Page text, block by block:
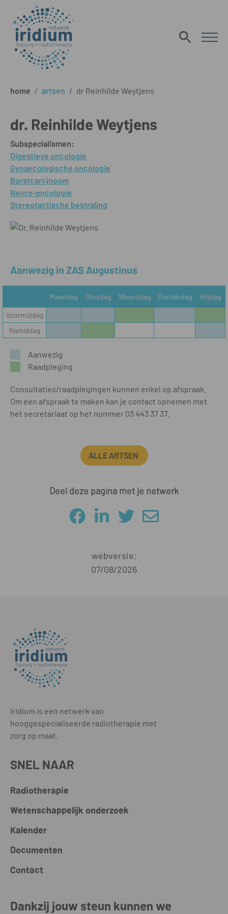
home / artsen / dr Reinhilde Weytjens
dr. Reinhilde Weytjens
Subspecialismen:
Digestieve oncologie
Gynaecologische oncologie
Borstcarcinoom
Neuro-oncologie
Stereotactische bestraling
Aanwezig in ZAS Augustinus
Maandag Dinsdag Woensdag Donderdag Vrijdag
Voormiddag
Namiddag
Aanwezig
Raadpleging
Consultaties/raadplegingen kunnen enkel op afspraak.
Om een afspraak te maken kan je contact opnemen met
het secretariaat op het nummer 03 443 37 37.
ALLE ARTSEN
Deel deze pagina met je netwerk
webversie:
07/08/2026
Iridium is een netwerk van
hooggespecialiseerde radiotherapie met
zorg op maat.
SNEL NAAR
Radiotherapie
Wetenschappelijk onderzoek
Kalender
Documenten
Contact
Dankzij jouw steun kunnen we